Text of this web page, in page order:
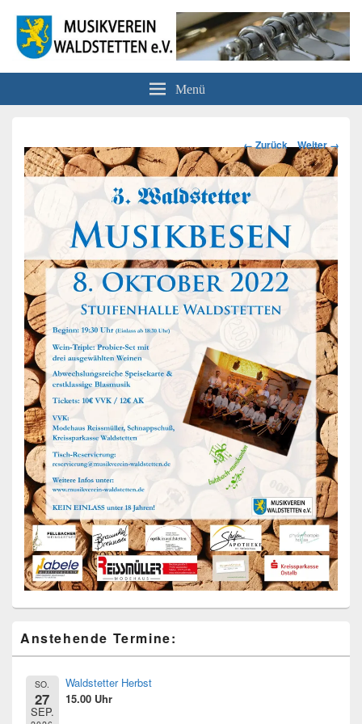
Musikverein Waldstetten e.V.
Menü
Bilder-
Navigation
← Zurück Weiter →
Seitenleisten
Widget-
Anstehende Termine:
SO.
27
SEP.
Waldstetter Herbst
15.00 Uhr